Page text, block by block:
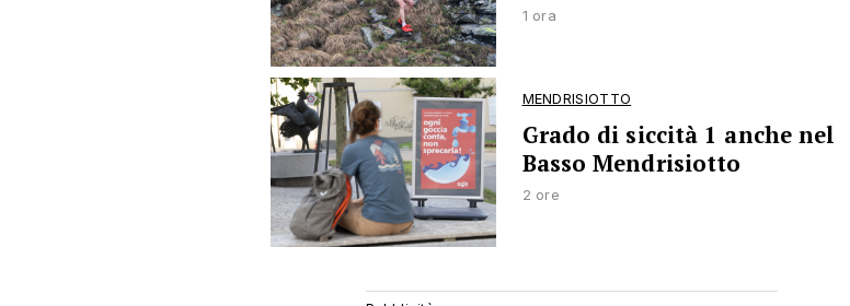
1 ora
MENDRISIOTTO
Grado di siccità 1 anche nel
Basso Mendrisiotto
2 ore